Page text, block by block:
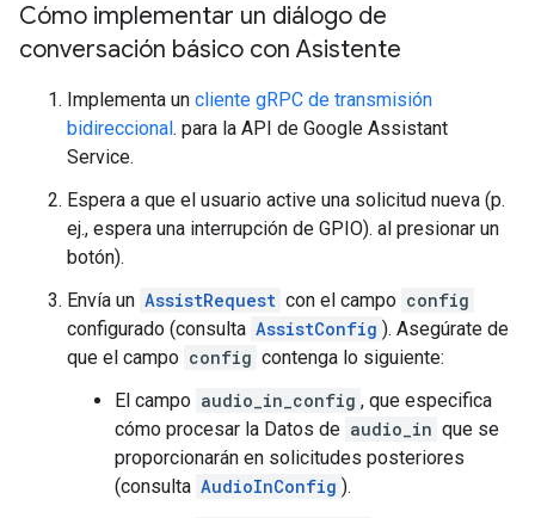
Cómo implementar un diálogo de
conversación básico con Asistente
Implementa un cliente gRPC de transmisión
bidireccional. para la API de Google Assistant
Service.
Espera a que el usuario active una solicitud nueva (p.
ej., espera una interrupción de GPIO). al presionar un
botón).
Envía un AssistRequest con el campo config
configurado (consulta AssistConfig ). Asegúrate de
que el campo config contenga lo siguiente:
El campo audio_in_config , que especifica
cómo procesar la Datos de audio_in que se
proporcionarán en solicitudes posteriores
(consulta AudioInConfig ).